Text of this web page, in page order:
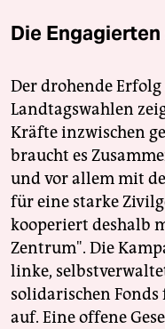
Die
Der drohende
Landtagswahlen
Kräfte inzwischen
braucht es
und vor allem mit
für eine starke
kooperiert deshalb
Zentrum". Die
linke,
solidarischen
auf. Eine offene